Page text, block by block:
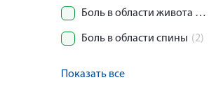
Боль в области живота и таза
Боль в области спины (2)
Показать все